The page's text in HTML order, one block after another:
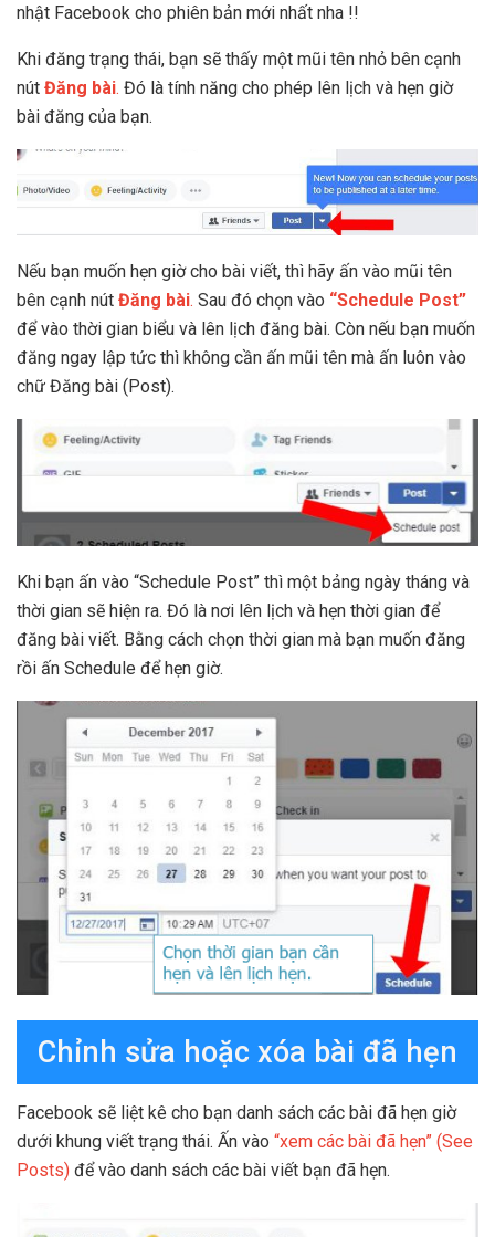
nhật Facebook cho phiên bản mới nhất nha !!
Khi đăng trạng thái, bạn sẽ thấy một mũi tên nhỏ bên cạnh
nút Đăng bài. Đó là tính năng cho phép lên lịch và hẹn giờ
bài đăng của bạn.
Nếu bạn muốn hẹn giờ cho bài viết, thì hãy ấn vào mũi tên
bên cạnh nút Đăng bài. Sau đó chọn vào “Schedule Post”
để vào thời gian biểu và lên lịch đăng bài. Còn nếu bạn muốn
đăng ngay lập tức thì không cần ấn mũi tên mà ấn luôn vào
chữ Đăng bài (Post).
Khi bạn ấn vào “Schedule Post” thì một bảng ngày tháng và
thời gian sẽ hiện ra. Đó là nơi lên lịch và hẹn thời gian để
đăng bài viết. Bằng cách chọn thời gian mà bạn muốn đăng
rồi ấn Schedule để hẹn giờ.
Chỉnh sửa hoặc xóa bài đã hẹn
Facebook sẽ liệt kê cho bạn danh sách các bài đã hẹn giờ
dưới khung viết trạng thái. Ấn vào “xem các bài đã hẹn” (See
Posts) để vào danh sách các bài viết bạn đã hẹn.